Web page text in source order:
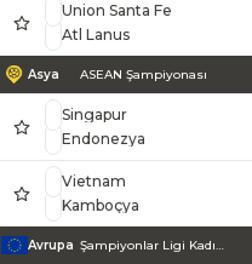
Union Santa Fe
Atl Lanus
Asya ASEAN Şampiyonası
Singapur
Endonezya
Vietnam
Kamboçya
Avrupa